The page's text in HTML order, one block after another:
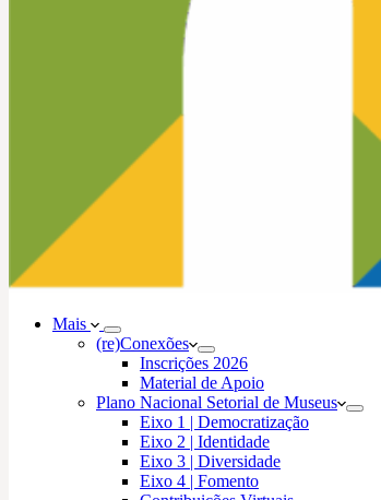
Mais
(re)Conexões
Inscrições 2026
Material de Apoio
Plano Nacional Setorial de Museus
Eixo 1 | Democratização
Eixo 2 | Identidade
Eixo 3 | Diversidade
Eixo 4 | Fomento